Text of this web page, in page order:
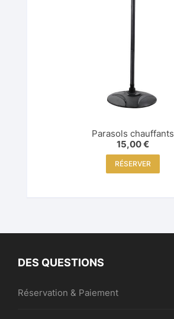
Parasols chauffants
15,00€
RÉSERVER
DES QUESTIONS
Réservation & Paiement